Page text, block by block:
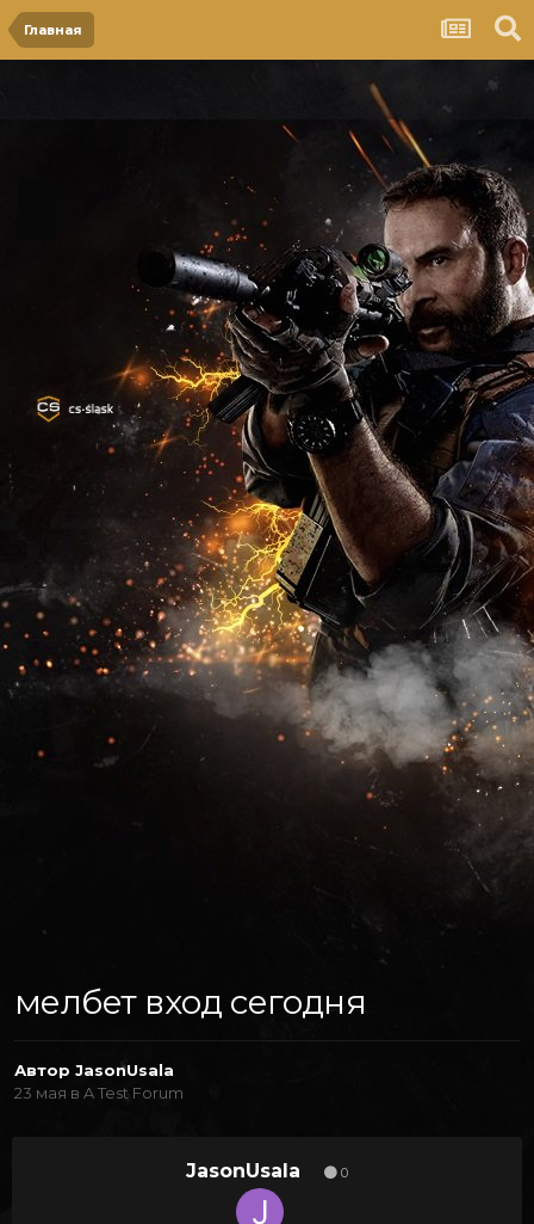
Главная
мелбет вход сегодня
Автор JasonUsala
23 мая в A Test Forum
JasonUsala 0